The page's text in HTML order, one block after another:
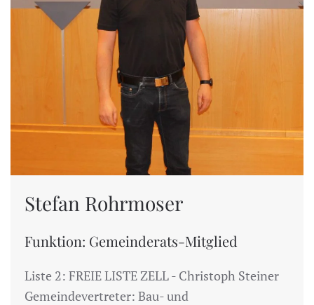
Stefan Rohrmoser
Funktion: Gemeinderats-Mitglied
Liste 2: FREIE LISTE ZELL - Christoph Steiner
Gemeindevertreter: Bau- und